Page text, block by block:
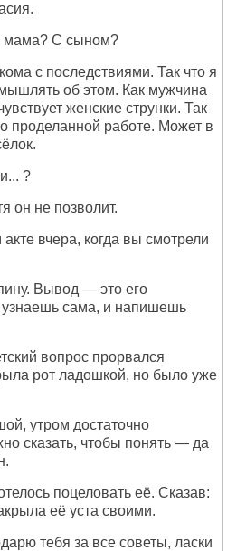
мама? С сыном?
с последствиями. Так что я
об этом. Как мужчина
женские струнки. Так
проделанной работе. Может в
?
он не позволит.
вчера, когда вы смотрели
Вывод — это его
сама, и напишешь
вопрос прорвался
рот ладошкой, но было уже
утром достаточно
сказать, чтобы понять — да
поцеловать её. Сказав:
её уста своими.
тебя за все советы, ласки